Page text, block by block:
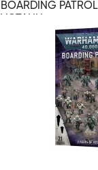
BOARDING